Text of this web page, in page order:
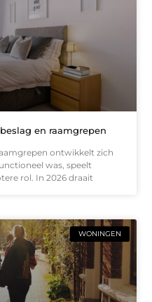
en raamgrepen
ontwikkelt zich
was, speelt
rol. In 2026 draait
WONINGEN